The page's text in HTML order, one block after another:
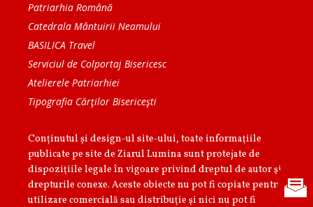
Patriarhia Română
Catedrala Mântuirii Neamului
BASILICA Travel
Serviciul de Colportaj Bisericesc
Atelierele Patriarhiei
Tipografia Cărţilor Bisericeşti
Conținutul și design-ul site-ului, toate informaţiile
publicate pe site de Ziarul Lumina sunt protejate de
dispoziţiile legale în vigoare privind dreptul de autor şi
drepturile conexe. Aceste obiecte nu pot fi copiate pentru
utilizare comercială sau distribuţie şi nici nu pot fi